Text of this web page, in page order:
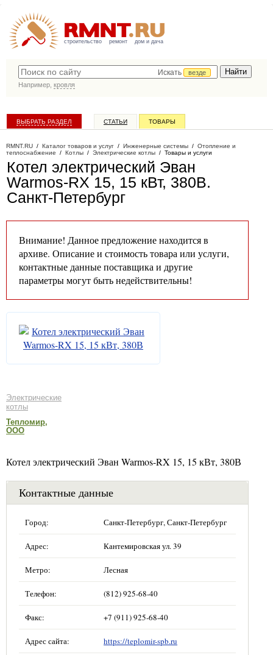
строительство ремонт дом и дача
Искать
везде
Например, кровля
ВЫБРАТЬ РАЗДЕЛ СТАТЬИ ТОВАРЫ
RMNT.RU / Каталог товаров и услуг / Инженерные системы / Отопление и
теплоснабжение / Котлы / Электрические котлы / Товары и услуги
Котел электрический Эван
Warmos-RX 15, 15 кВт, 380В.
Санкт-Петербург
Внимание! Данное предложение находится в
архиве. Описание и стоимость товара или услуги,
контактные данные поставщика и другие
параметры могут быть недействительны!
Электрические
котлы
Тепломир,
ООО
Котел электрический Эван Warmos-RX 15, 15 кВт, 380В
Контактные данные
Город: Санкт-Петербург, Санкт-Петербург
Адрес: Кантемировская ул. 39
Метро: Лесная
Телефон: (812) 925-68-40
Факс: +7 (911) 925-68-40
Адрес сайта: https://teplomir-spb.ru